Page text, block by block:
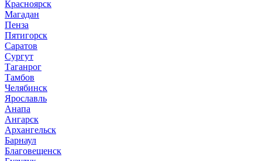
Красноярск
Магадан
Пенза
Пятигорск
Саратов
Сургут
Таганрог
Тамбов
Челябинск
Ярославль
Анапа
Ангарск
Архангельск
Барнаул
Благовещенск